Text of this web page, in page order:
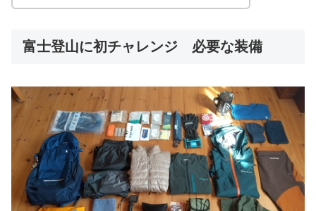
富士登山に初チャレンジ 必要な装備